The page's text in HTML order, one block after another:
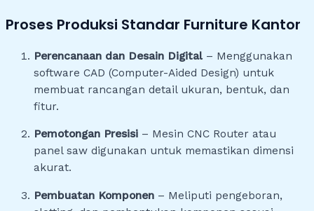
Proses Produksi Standar Furniture Kantor
Perencanaan dan Desain Digital – Menggunakan
software CAD (Computer-Aided Design) untuk
membuat rancangan detail ukuran, bentuk, dan
fitur.
Pemotongan Presisi – Mesin CNC Router atau
panel saw digunakan untuk memastikan dimensi
akurat.
Pembuatan Komponen – Meliputi pengeboran,